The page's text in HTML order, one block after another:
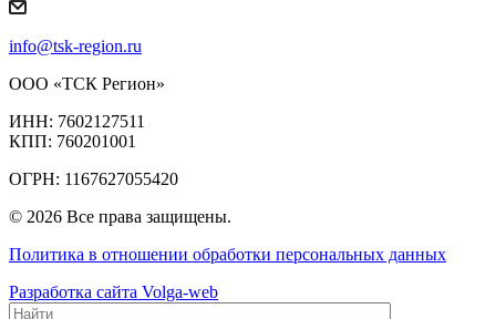
info@tsk-region.ru
ООО «ТСК Регион»
ИНН: 7602127511
КПП: 760201001
ОГРН: 1167627055420
© 2026 Все права защищены.
Политика в отношении обработки персональных данных
Разработка сайта Volga-web